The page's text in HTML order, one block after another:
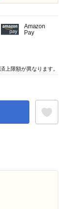
Amazon
Pay
上限額が異なります。